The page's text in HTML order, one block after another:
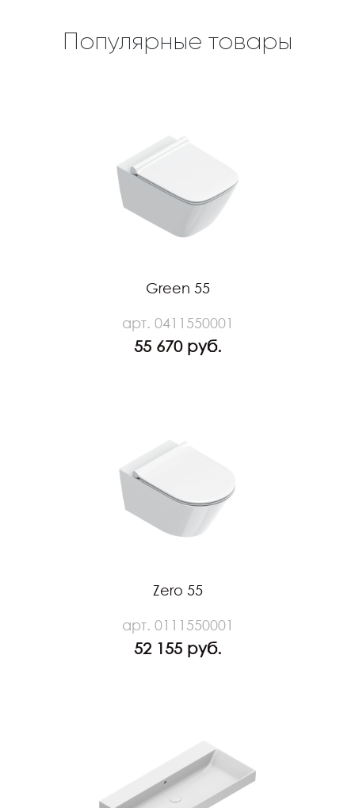
Популярные товары
Green 55
арт. 0411550001
55 670 руб.
Zero 55
арт. 0111550001
52 155 руб.